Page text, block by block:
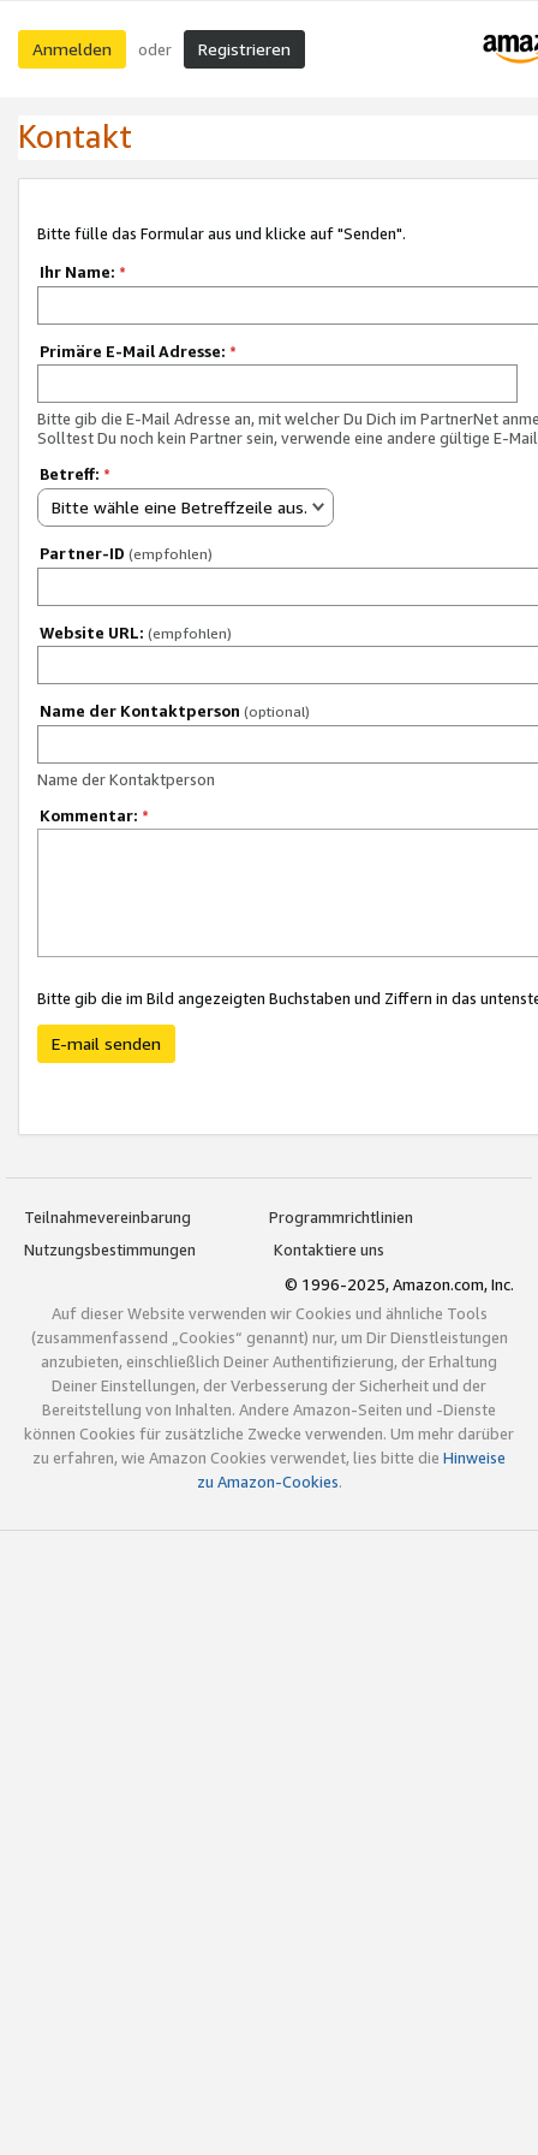
Anmelden oder Registrieren
Kontakt
Bitte fülle das Formular aus und klicke auf "Senden".
Ihr Name: *
Primäre E-Mail Adresse: *
Bitte gib die E-Mail Adresse an, mit welcher Du Dich im PartnerNet
Solltest Du noch kein Partner sein, verwende eine andere gültige E-
Betreff: *
Bitte wähle eine Betreffzeile aus.
Partner-ID (empfohlen)
Website URL: (empfohlen)
Name der Kontaktperson (optional)
Name der Kontaktperson
Kommentar: *
Bitte gib die im Bild angezeigten Buchstaben und Ziffern in das
E-mail senden
Teilnahmevereinbarung
Programmrichtlinien
Nutzungsbestimmungen
Kontaktiere uns
© 1996-2025, Amazon.com, Inc.
Auf dieser Website verwenden wir Cookies und ähnliche Tools
(zusammenfassend „Cookies“ genannt) nur, um Dir Dienstleistungen
anzubieten, einschließlich Deiner Authentifizierung, der Erhaltung
Deiner Einstellungen, der Verbesserung der Sicherheit und der
Bereitstellung von Inhalten. Andere Amazon-Seiten und -Dienste
können Cookies für zusätzliche Zwecke verwenden. Um mehr darüber
zu erfahren, wie Amazon Cookies verwendet, lies bitte die Hinweise
zu Amazon-Cookies.